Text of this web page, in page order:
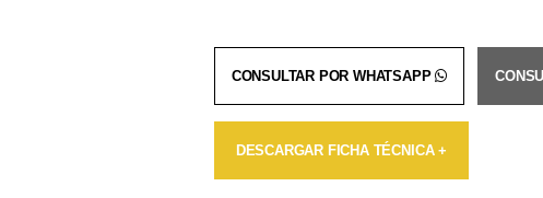
CONSULTAR POR WHATSAPP
DESCARGAR FICHA TÉCNICA +